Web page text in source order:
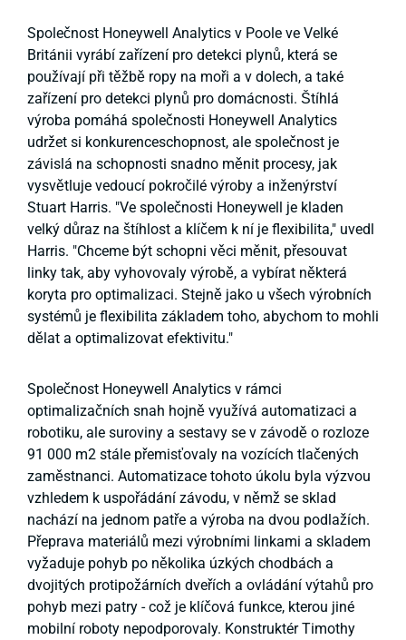
Společnost Honeywell Analytics v Poole ve Velké
Británii vyrábí zařízení pro detekci plynů, která se
používají při těžbě ropy na moři a v dolech, a také
zařízení pro detekci plynů pro domácnosti. Štíhlá
výroba pomáhá společnosti Honeywell Analytics
udržet si konkurenceschopnost, ale společnost je
závislá na schopnosti snadno měnit procesy, jak
vysvětluje vedoucí pokročilé výroby a inženýrství
Stuart Harris. "Ve společnosti Honeywell je kladen
velký důraz na štíhlost a klíčem k ní je flexibilita," uvedl
Harris. "Chceme být schopni věci měnit, přesouvat
linky tak, aby vyhovovaly výrobě, a vybírat některá
koryta pro optimalizaci. Stejně jako u všech výrobních
systémů je flexibilita základem toho, abychom to mohli
dělat a optimalizovat efektivitu."
Společnost Honeywell Analytics v rámci
optimalizačních snah hojně využívá automatizaci a
robotiku, ale suroviny a sestavy se v závodě o rozloze
91 000 m2 stále přemisťovaly na vozících tlačených
zaměstnanci. Automatizace tohoto úkolu byla výzvou
vzhledem k uspořádání závodu, v němž se sklad
nachází na jednom patře a výroba na dvou podlažích.
Přeprava materiálů mezi výrobními linkami a skladem
vyžaduje pohyb po několika úzkých chodbách a
dvojitých protipožárních dveřích a ovládání výtahů pro
pohyb mezi patry - což je klíčová funkce, kterou jiné
mobilní roboty nepodporovaly. Konstruktér Timothy